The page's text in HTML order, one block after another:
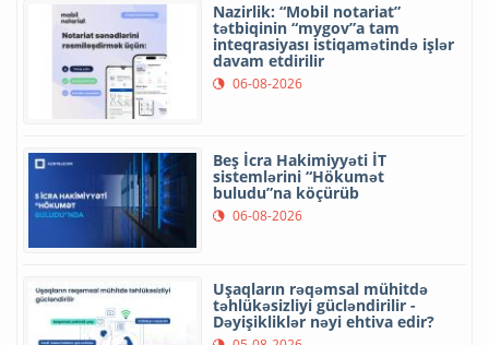
Nazirlik: “Mobil notariat”
tətbiqinin “mygov”a tam
inteqrasiyası istiqamətində işlər
davam etdirilir
06-08-2026
Beş İcra Hakimiyyəti İT
sistemlərini “Hökumət
buludu”na köçürüb
06-08-2026
Uşaqların rəqəmsal mühitdə
təhlükəsizliyi gücləndirilir -
Dəyişikliklər nəyi ehtiva edir?